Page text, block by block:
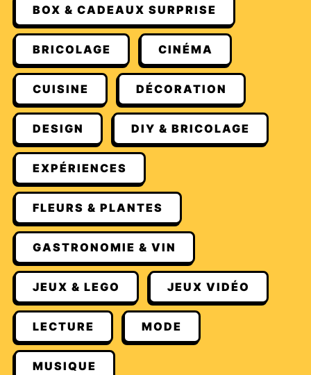
BOX & CADEAUX SURPRISE
BRICOLAGE CINÉMA
CUISINE DÉCORATION
DESIGN DIY & BRICOLAGE
EXPÉRIENCES
FLEURS & PLANTES
GASTRONOMIE & VIN
JEUX & LEGO JEUX VIDÉO
LECTURE MODE
MUSIQUE